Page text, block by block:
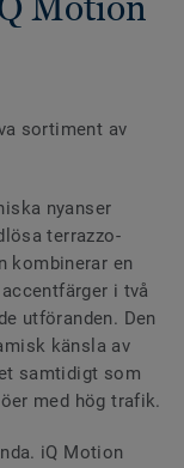
sortiment av
nyanser
terrazzo-
kombinerar en
i två
utföranden. Den
känsla av
samtidigt som
med hög trafik.
iQ Motion